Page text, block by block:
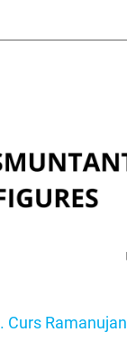
Curs Ramanujan